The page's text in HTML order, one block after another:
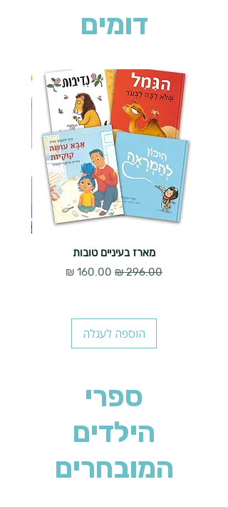
דומים
מארז בעיניים טובות
מחיר רגיל
מחיר מבצע
הוספה לעגלה
ספרי
הילדים
המובחרים